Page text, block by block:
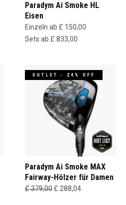
Paradym Ai Smoke HL
Eisen
Einzeln ab £ 150,00
Sets ab £ 833,00
OUTLET - 24% OFF
Paradym Ai Smoke MAX
Fairway-Hölzer für Damen
£ 379,00 £ 288,04